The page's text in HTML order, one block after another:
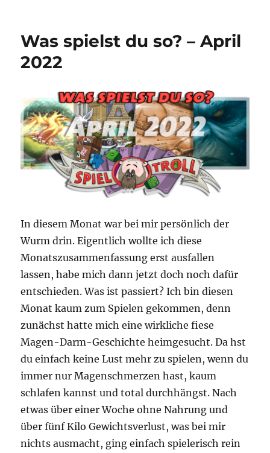
Was spielst du so? – April
2022
In diesem Monat war bei mir persönlich der
Wurm drin. Eigentlich wollte ich diese
Monatszusammenfassung erst ausfallen
lassen, habe mich dann jetzt doch noch dafür
entschieden. Was ist passiert? Ich bin diesen
Monat kaum zum Spielen gekommen, denn
zunächst hatte mich eine wirkliche fiese
Magen-Darm-Geschichte heimgesucht. Da hst
du einfach keine Lust mehr zu spielen, wenn du
immer nur Magenschmerzen hast, kaum
schlafen kannst und total durchhängst. Nach
etwas über einer Woche ohne Nahrung und
über fünf Kilo Gewichtsverlust, was bei mir
nichts ausmacht, ging einfach spielerisch rein